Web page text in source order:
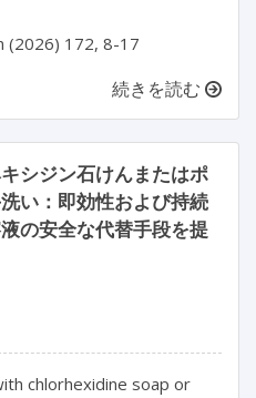
続きを読む
シジン石けんまたはポ
い：即効性および持続
の安全な代替手段を提
chlorhexidine soap or